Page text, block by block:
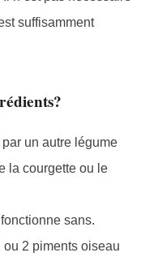
suffisamment
un autre légume
la courgette ou le
sans.
2 piments oiseau